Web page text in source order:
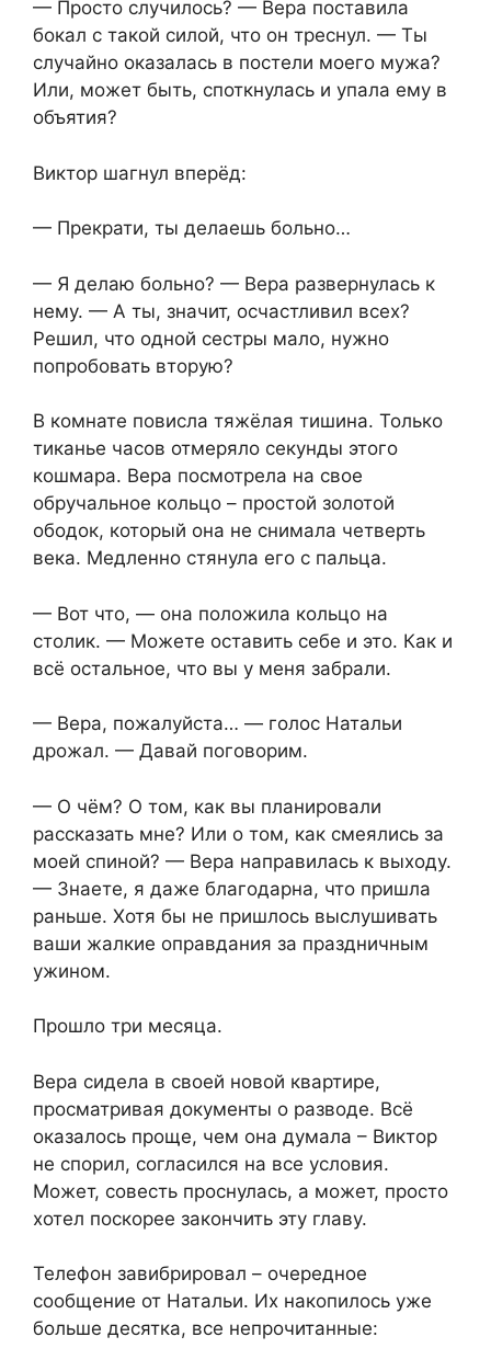
— Просто случилось? — Вера поставила
бокал с такой силой, что он треснул. — Ты
случайно оказалась в постели моего мужа?
Или, может быть, споткнулась и упала ему в
объятия?
Виктор шагнул вперёд:
— Прекрати, ты делаешь больно…
— Я делаю больно? — Вера развернулась к
нему. — А ты, значит, осчастливил всех?
Решил, что одной сестры мало, нужно
попробовать вторую?
В комнате повисла тяжёлая тишина. Только
тиканье часов отмеряло секунды этого
кошмара. Вера посмотрела на свое
обручальное кольцо – простой золотой
ободок, который она не снимала четверть
века. Медленно стянула его с пальца.
— Вот что, — она положила кольцо на
столик. — Можете оставить себе и это. Как и
всё остальное, что вы у меня забрали.
— Вера, пожалуйста… — голос Натальи
дрожал. — Давай поговорим.
— О чём? О том, как вы планировали
рассказать мне? Или о том, как смеялись за
моей спиной? — Вера направилась к выходу.
— Знаете, я даже благодарна, что пришла
раньше. Хотя бы не пришлось выслушивать
ваши жалкие оправдания за праздничным
ужином.
Прошло три месяца.
Вера сидела в своей новой квартире,
просматривая документы о разводе. Всё
оказалось проще, чем она думала – Виктор
не спорил, согласился на все условия.
Может, совесть проснулась, а может, просто
хотел поскорее закончить эту главу.
Телефон завибрировал – очередное
сообщение от Натальи. Их накопилось уже
больше десятка, все непрочитанные: